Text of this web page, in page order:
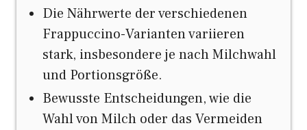
Die Nährwerte der verschiedenen
Frappuccino-Varianten variieren
stark, insbesondere je nach Milchwahl
und Portionsgröße.
Bewusste Entscheidungen, wie die
Wahl von Milch oder das Vermeiden